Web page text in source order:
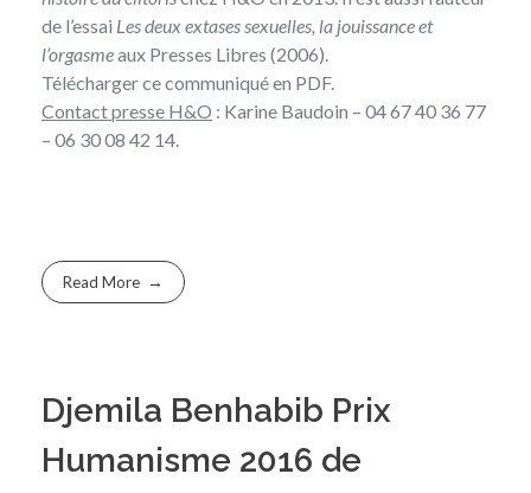
de l’essai Les deux extases sexuelles, la jouissance et
l’orgasmeaux Presses Libres (2006).
Téléchargerce communiqué en PDF.
Contact presse H&O : Karine Baudoin – 04 67 40 36 77
– 06 30 08 42 14.
Read More
Djemila Benhabib Prix
Humanisme 2016 de